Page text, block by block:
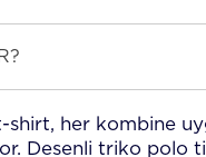
her kombine
Desenli triko polo